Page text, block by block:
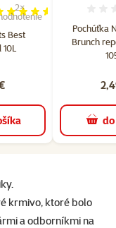
Best
90%, počet
2×
Pochúťka
Brunch
krmivo, ktoré bolo
a odborníkmi na